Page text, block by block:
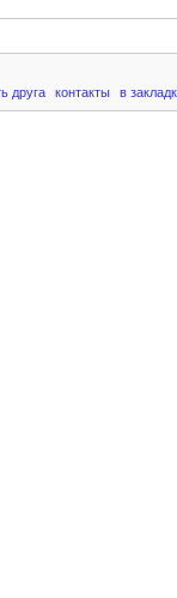
друга контакты в